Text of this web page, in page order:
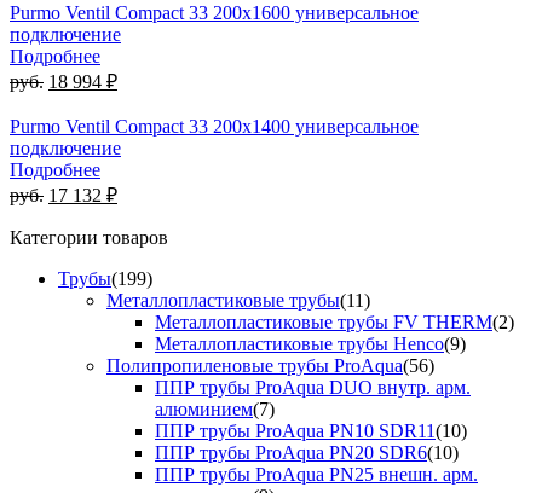
Purmo Ventil Compact 33 200x1600 универсальное
подключение
Подробнее
руб. 18 994 ₽
Purmo Ventil Compact 33 200x1400 универсальное
подключение
Подробнее
руб. 17 132 ₽
Категории товаров
Трубы(199)
Металлопластиковые трубы(11)
Металлопластиковые трубы FV THERM(2)
Металлопластиковые трубы Henco(9)
Полипропиленовые трубы ProAqua(56)
ППР трубы ProAqua DUO внутр. арм.
алюминием(7)
ППР трубы ProAqua PN10 SDR11(10)
ППР трубы ProAqua PN20 SDR6(10)
ППР трубы ProAqua PN25 внешн. арм.